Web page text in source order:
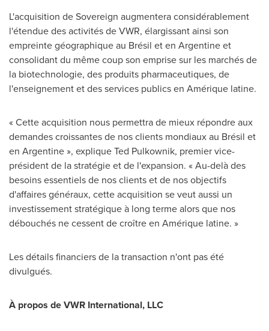
L'acquisition de Sovereign augmentera considérablement
l'étendue des activités de VWR, élargissant ainsi son
empreinte géographique au Brésil et en Argentine et
consolidant du même coup son emprise sur les marchés de
la biotechnologie, des produits pharmaceutiques, de
l'enseignement et des services publics en Amérique latine.
« Cette acquisition nous permettra de mieux répondre aux
demandes croissantes de nos clients mondiaux au Brésil et
en Argentine », explique Ted Pulkownik, premier vice-
président de la stratégie et de l'expansion. « Au-delà des
besoins essentiels de nos clients et de nos objectifs
d'affaires généraux, cette acquisition se veut aussi un
investissement stratégique à long terme alors que nos
débouchés ne cessent de croître en Amérique latine. »
Les détails financiers de la transaction n'ont pas été
divulgués.
À propos de VWR International, LLC